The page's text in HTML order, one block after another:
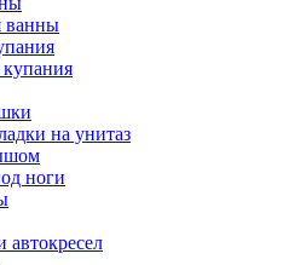
ванны
на унитаз
ноги
автокресел